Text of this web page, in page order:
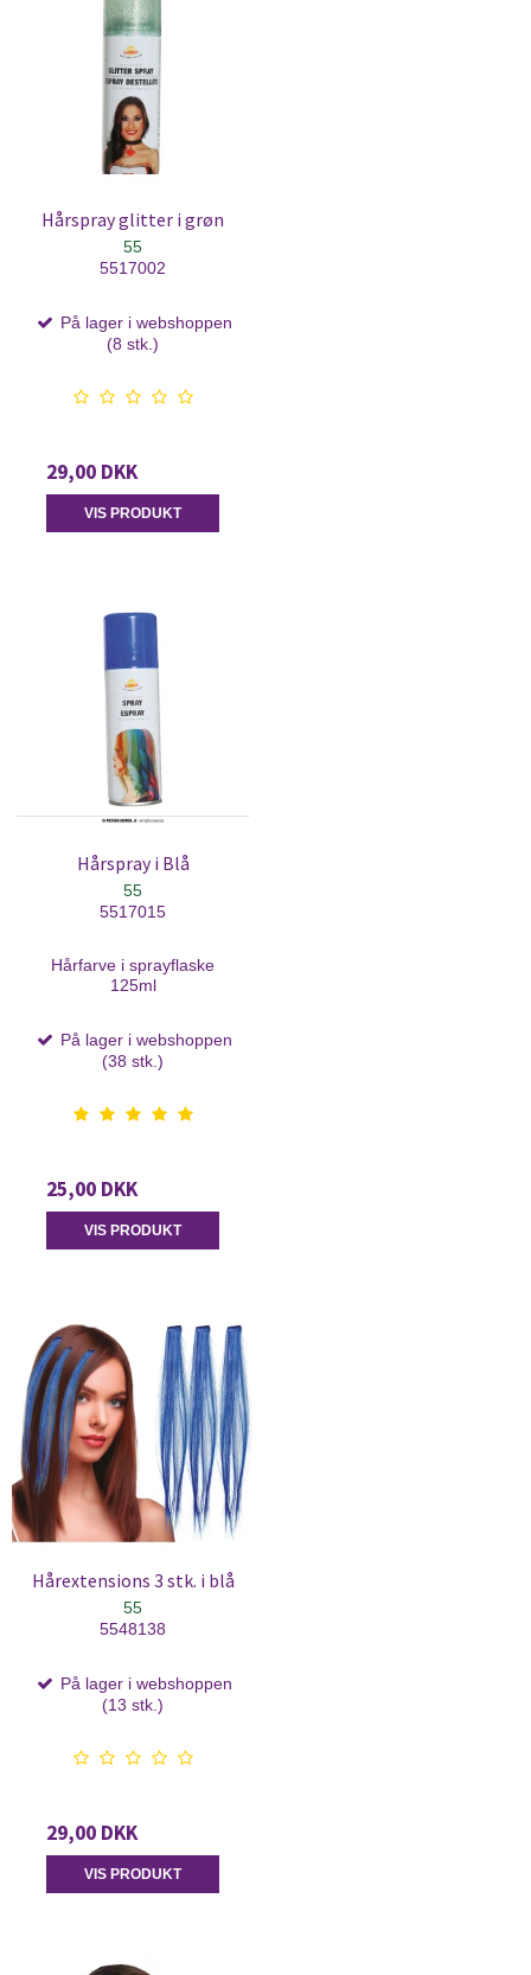
Hårspray glitter i grøn
55
5517002
På lager i webshoppen
(8 stk.)
29,00 DKK
VIS PRODUKT
Hårspray i Blå
55
5517015
Hårfarve i sprayflaske
125ml
På lager i webshoppen
(38 stk.)
25,00 DKK
VIS PRODUKT
Hårextensions 3 stk. i blå
55
5548138
På lager i webshoppen
(13 stk.)
29,00 DKK
VIS PRODUKT